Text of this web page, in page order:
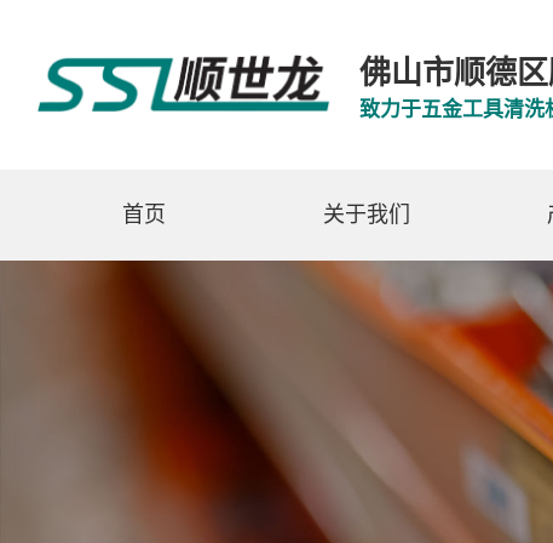
佛山市顺德
致力于五金工具清洗
首页 关于我们